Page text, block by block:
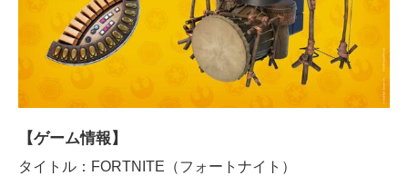
【ゲーム情報】
タイトル：FORTNITE（フォートナイト）